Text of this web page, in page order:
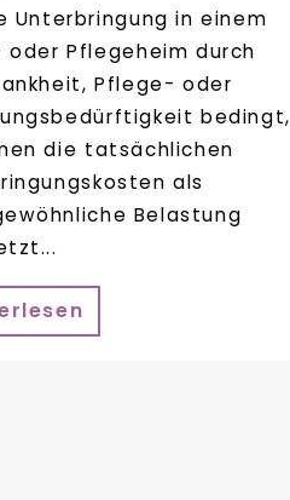
Unterbringung in einem
oder Pflegeheim durch
Pflege- oder
bedingt,
die tatsächlichen
als
Belastung